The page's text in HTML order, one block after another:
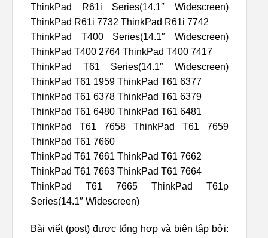
ThinkPad R61i Series(14.1″ Widescreen)
ThinkPad R61i 7732 ThinkPad R61i 7742
ThinkPad T400 Series(14.1″ Widescreen)
ThinkPad T400 2764 ThinkPad T400 7417
ThinkPad T61 Series(14.1″ Widescreen)
ThinkPad T61 1959 ThinkPad T61 6377
ThinkPad T61 6378 ThinkPad T61 6379
ThinkPad T61 6480 ThinkPad T61 6481
ThinkPad T61 7658 ThinkPad T61 7659
ThinkPad T61 7660
ThinkPad T61 7661 ThinkPad T61 7662
ThinkPad T61 7663 ThinkPad T61 7664
ThinkPad T61 7665 ThinkPad T61p
Series(14.1″ Widescreen)
Bài viết (post) được tổng hợp và biên tập bởi: